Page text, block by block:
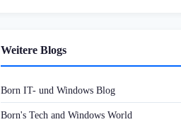
Weitere Blogs
Born IT- und Windows Blog
Born's Tech and Windows World